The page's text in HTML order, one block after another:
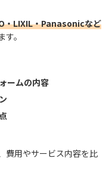
・LIXIL・Panasonicなど
す。
ームの内容
費用やサービス内容を比